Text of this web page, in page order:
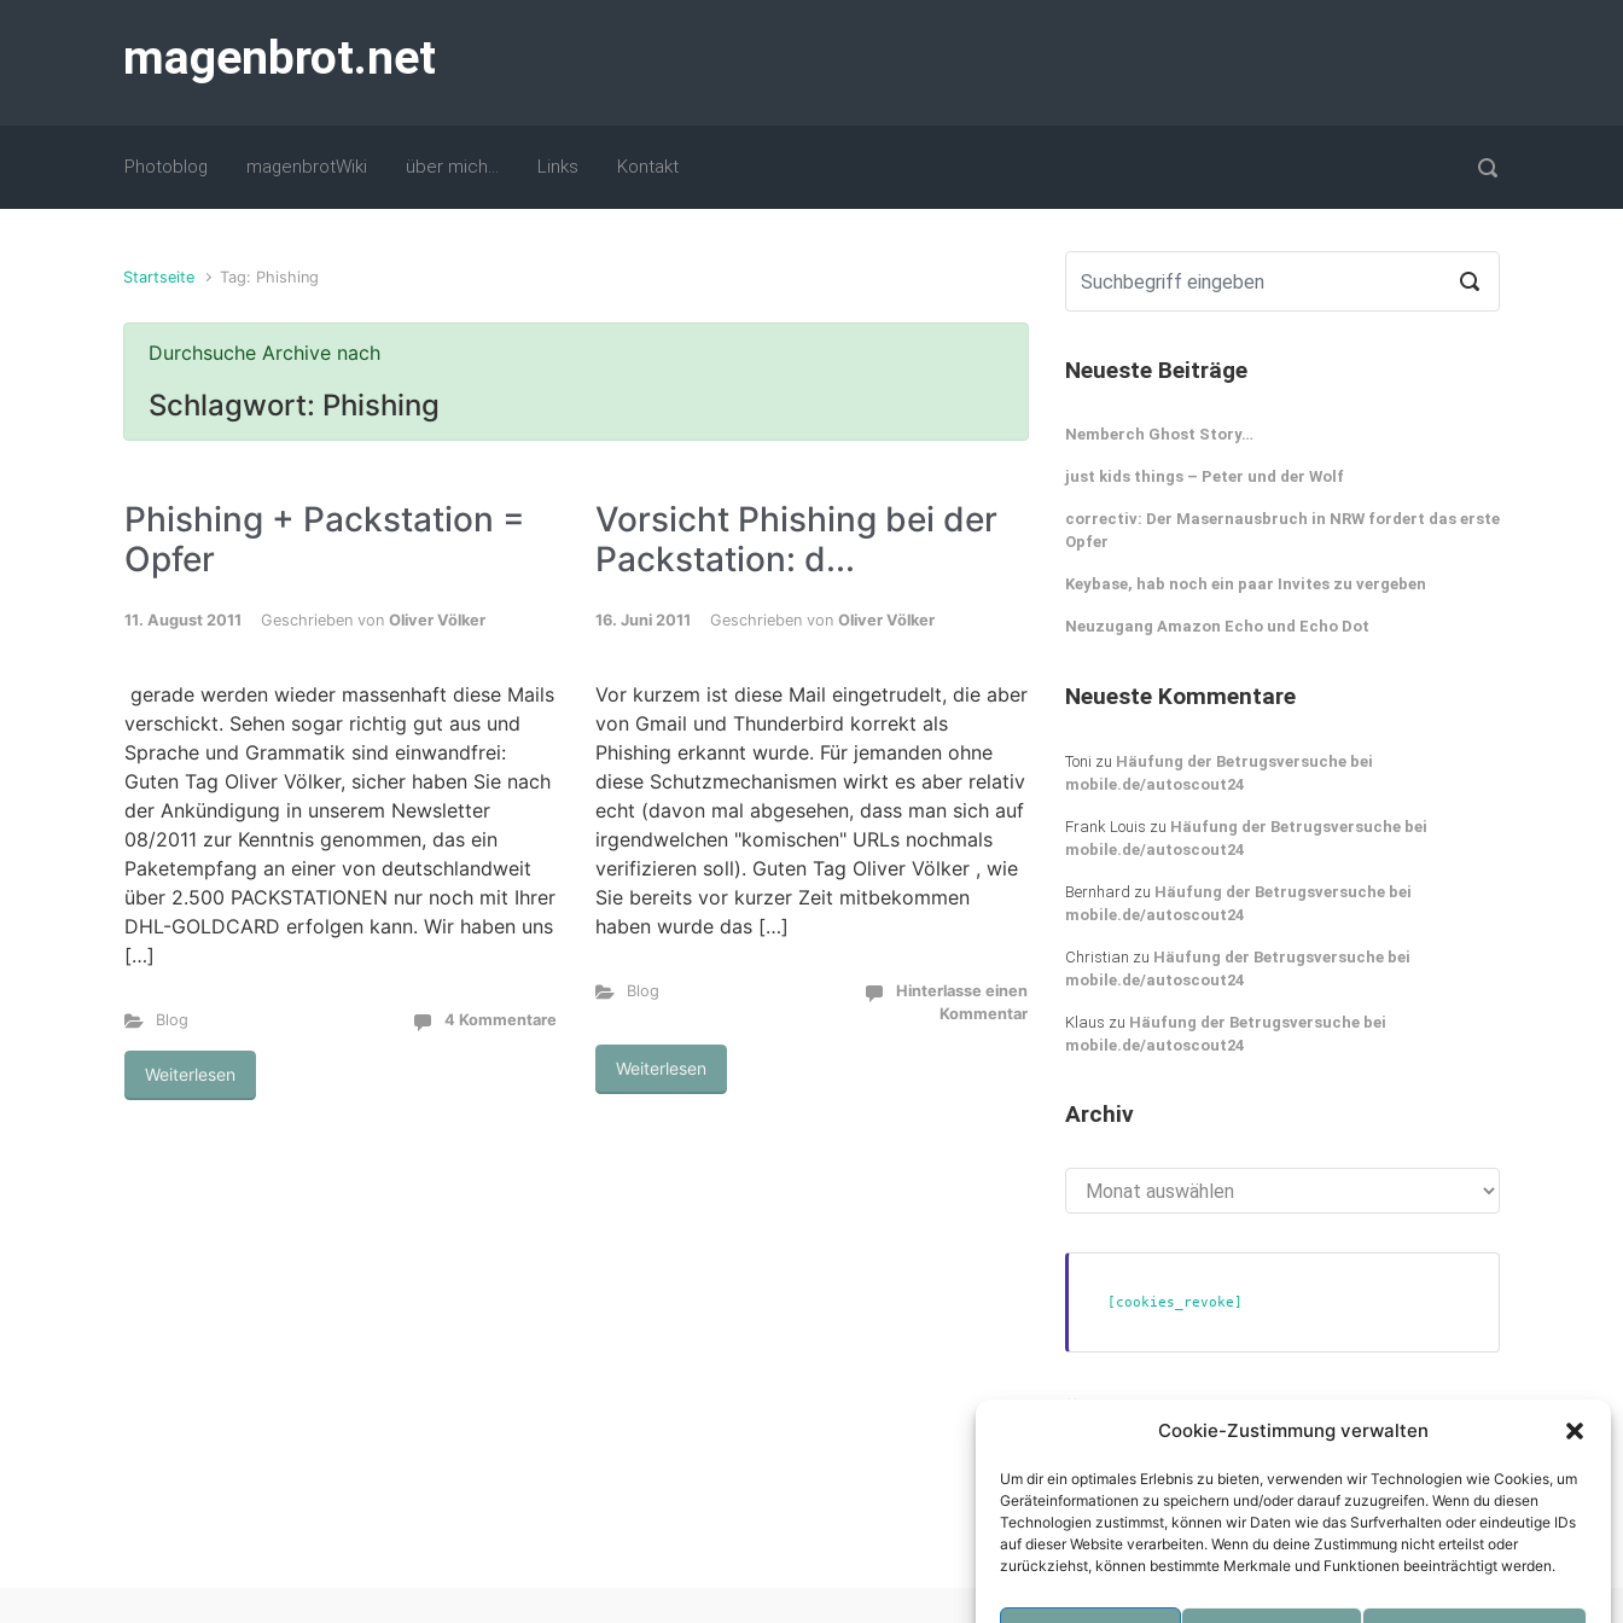
Cookie-Zustimmung verwalten
Um dir ein optimales Erlebnis zu bieten, verwenden wir Technologien wie Cookies, um
Geräteinformationen zu speichern und/oder darauf zuzugreifen. Wenn du diesen
Technologien zustimmst, können wir Daten wie das Surfverhalten oder eindeutige IDs
auf dieser Website verarbeiten. Wenn du deine Zustimmung nicht erteilst oder
zurückziehst, können bestimmte Merkmale und Funktionen beeinträchtigt werden.
magenbrot.net
Photoblog magenbrotWiki über mich… Links Kontakt
Startseite Tag: Phishing
Durchsuche Archive nach
Schlagwort: Phishing
Phishing + Packstation =
Opfer
11. August 2011 Geschrieben von Oliver Völker
gerade werden wieder massenhaft diese Mails
verschickt. Sehen sogar richtig gut aus und
Sprache und Grammatik sind einwandfrei:
Guten Tag Oliver Völker, sicher haben Sie nach
der Ankündigung in unserem Newsletter
08/2011 zur Kenntnis genommen, das ein
Paketempfang an einer von deutschlandweit
über 2.500 PACKSTATIONEN nur noch mit Ihrer
DHL-GOLDCARD erfolgen kann. Wir haben uns
[…]
Blog 4 Kommentare
Weiterlesen
Vorsicht Phishing bei der
Packstation: d...
16. Juni 2011 Geschrieben von Oliver Völker
Vor kurzem ist diese Mail eingetrudelt, die aber
von Gmail und Thunderbird korrekt als
Phishing erkannt wurde. Für jemanden ohne
diese Schutzmechanismen wirkt es aber relativ
echt (davon mal abgesehen, dass man sich auf
irgendwelchen "komischen" URLs nochmals
verifizieren soll). Guten Tag Oliver Völker , wie
Sie bereits vor kurzer Zeit mitbekommen
haben wurde das […]
Blog
Hinterlasse einen
Kommentar
Weiterlesen
Neueste Beiträge
Nemberch Ghost Story…
just kids things – Peter und der Wolf
correctiv: Der Masernausbruch in NRW fordert das erste
Opfer
Keybase, hab noch ein paar Invites zu vergeben
Neuzugang Amazon Echo und Echo Dot
Neueste Kommentare
Toni zu Häufung der Betrugsversuche bei
mobile.de/autoscout24
Frank Louis zu Häufung der Betrugsversuche bei
mobile.de/autoscout24
Bernhard zu Häufung der Betrugsversuche bei
mobile.de/autoscout24
Christian zu Häufung der Betrugsversuche bei
mobile.de/autoscout24
Klaus zu Häufung der Betrugsversuche bei
mobile.de/autoscout24
Archiv
[cookies_revoke]
Datenschutzerklärung
Impressum